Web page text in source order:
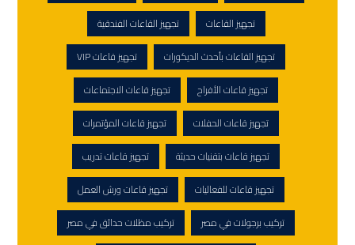
تجهيز القاعات
تجهيز القاعات الفندقية
تجهيز القاعات بأحدث الديكورات
تجهيز قاعات VIP
تجهيز قاعات الأفراح
تجهيز قاعات الاجتماعات
تجهيز قاعات الحفلات
تجهيز قاعات المؤتمرات
تجهيز قاعات بتقنيات حديثة
تجهيز قاعات تدريب
تجهيز قاعات للفعاليات
تجهيز قاعات ورش العمل
تركيب برجولات في مصر
تركيب مظلات حدائق في مصر